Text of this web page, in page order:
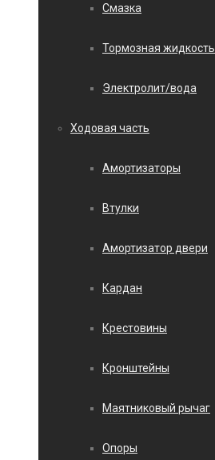
Смазка
Тормозная жидкость
Электролит/вода
Ходовая часть
Амортизаторы
Втулки
Амортизатор двери
Кардан
Крестовины
Кронштейны
Маятниковый рычаг
Опоры